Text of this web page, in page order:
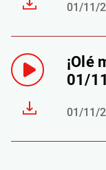
01/11/
¡Olé
01/
01/11/